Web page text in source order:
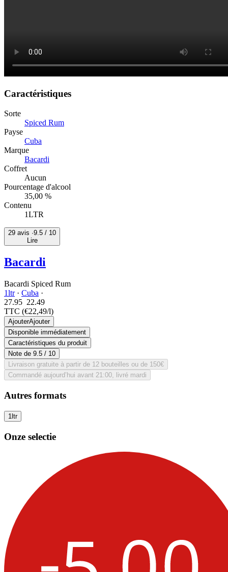
Caractéristiques
Sorte
Spiced Rum
Payse
Cuba
Marque
Bacardi
Coffret
Aucun
Pourcentage d'alcool
35,00 %
Contenu
1LTR
29 avis ·9.5 / 10
Lire
Bacardi
Bacardi Spiced Rum
1ltr· Cuba ·
27.95 22.49
TTC (€22,49/l)
AjouterAjouter
Disponible immédiatement
Caractéristiques du produit
Note de 9.5 / 10
Livraison gratuite à partir de 12 bouteilles ou de 150€
Commandé aujourd’hui avant 21:00, livré mardi
Autres formats
1ltr
Onze selectie